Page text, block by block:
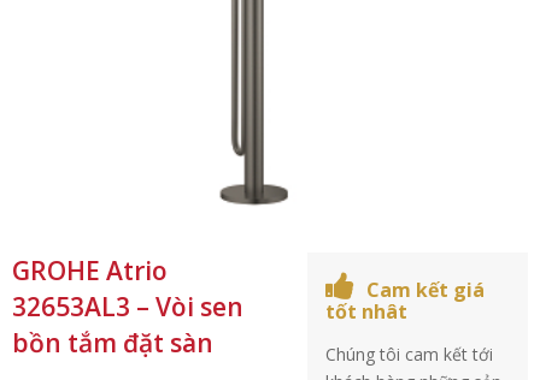
GROHE Atrio
32653AL3 – Vòi sen
bồn tắm đặt sàn
Cam kết giá
tốt nhât
Chúng tôi cam kết tới